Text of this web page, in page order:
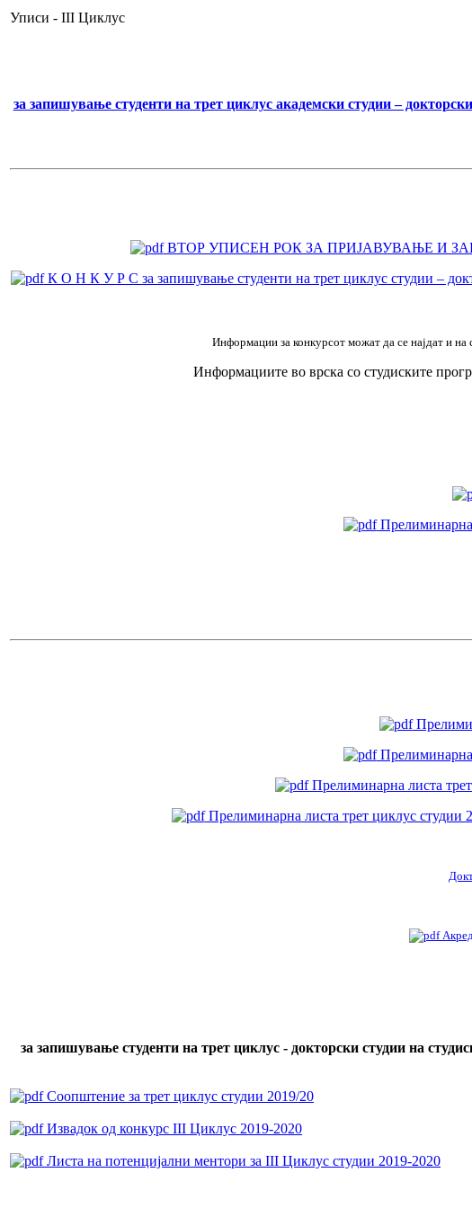
Уписи - III Циклус
за запишување студенти на трет циклус академски студии –
ВТОР УПИСЕН РОК ЗА ПРИЈАВУВАЊЕ И
К О Н К У Р С за запишување студенти на трет циклус студии –
Информации за конкурсот можат да се најдат и на
Информациите во врска со студиските
Прелиминарна
Прелиминарна
Прелиминарна листа трет
Прелиминарна листа трет циклус студии
за запишување студенти на трет циклус - докторски студии на
Соопштение за трет циклус студии 2019/20
Извадок од конкурс III Циклус 2019-2020
Листа на потенцијални ментори за III Циклус студии 2019-2020